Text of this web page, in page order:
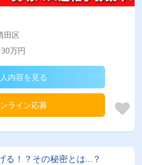
田区
万円
内容を見る
ライン応募
る！？その秘密とは…？